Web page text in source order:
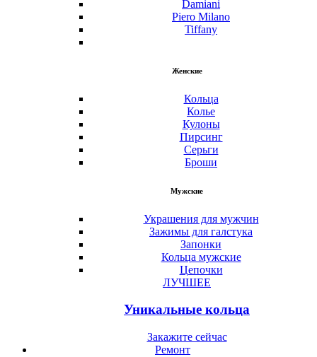
Damiani
Piero Milano
Tiffany
Женские
Кольца
Колье
Кулоны
Пирсинг
Серьги
Броши
Мужские
Украшения для мужчин
Зажимы для галстука
Запонки
Кольца мужские
Цепочки
ЛУЧШЕЕ
Уникальные кольца
Закажите сейчас
Ремонт